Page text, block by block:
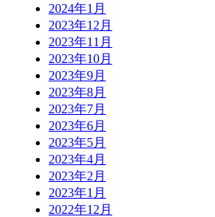
2024年1月
2023年12月
2023年11月
2023年10月
2023年9月
2023年8月
2023年7月
2023年6月
2023年5月
2023年4月
2023年2月
2023年1月
2022年12月